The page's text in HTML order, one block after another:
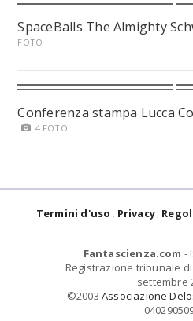
SpaceBalls The Almighty
FOTO
Conferenza stampa Lucca
4 FOTO
Termini d'uso Privacy
Fantascienza.com -
Registrazione tribunale
settembre
©2003 Associazione